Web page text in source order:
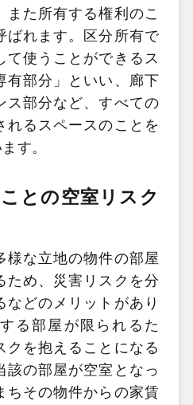
また所有する権利のこ
ばれます。区分所有で
て使うことができるス
有部分」といい、廊下
ス部分など、すべての
れるスペースのことを
す。
との空室リスク
様な立地の物件の部屋
ため、災害リスクを分
などのメリットがあり
る部屋が限られるた
クを抱えることになる
該の部屋が空室となっ
ちその物件からの家賃